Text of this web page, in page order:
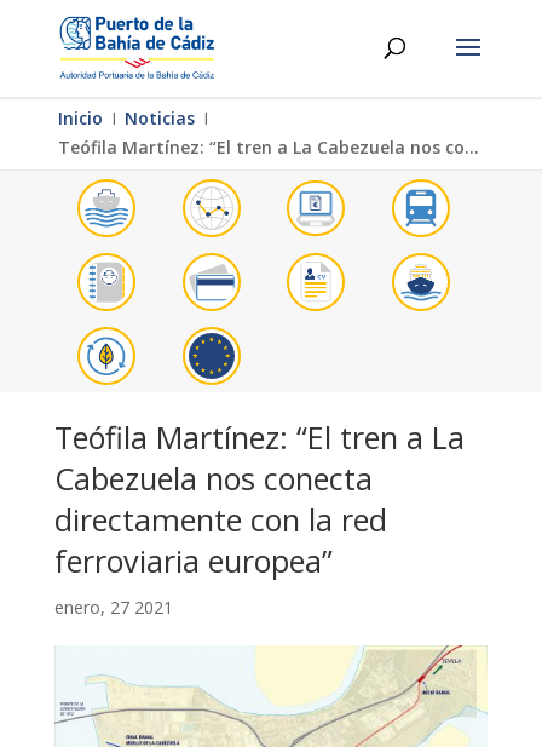
Inicio Ι Noticias Ι
Teófila Martínez: “El tren a La Cabezuela nos conecta directamente con la red ferroviaria europea”
Teófila Martínez: “El tren a La
Cabezuela nos conecta
directamente con la red
ferroviaria europea”
enero, 27 2021